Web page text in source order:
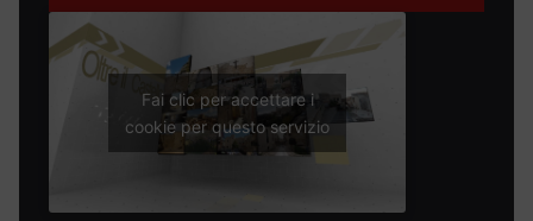
Fai clic per accettare i
cookie per questo servizio